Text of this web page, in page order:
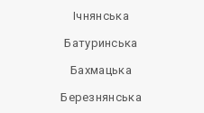
Ічнянська
Батуринська
Бахмацька
Березнянська